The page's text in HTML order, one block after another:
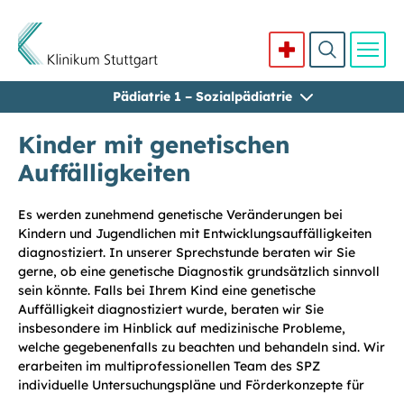
Pädiatrie 1 – Sozialpädiatrie
Kinder mit genetischen
Auffälligkeiten
Es werden zunehmend genetische Veränderungen bei
Kindern und Jugendlichen mit Entwicklungsauffälligkeiten
diagnostiziert. In unserer Sprechstunde beraten wir Sie
gerne, ob eine genetische Diagnostik grundsätzlich sinnvoll
sein könnte. Falls bei Ihrem Kind eine genetische
Auffälligkeit diagnostiziert wurde, beraten wir Sie
insbesondere im Hinblick auf medizinische Probleme,
welche gegebenenfalls zu beachten und behandeln sind. Wir
erarbeiten im multiprofessionellen Team des SPZ
individuelle Untersuchungspläne und Förderkonzepte für